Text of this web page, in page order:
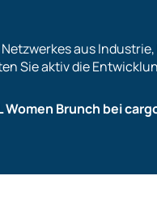
aus
Sie aktiv die
Women Brunch bei